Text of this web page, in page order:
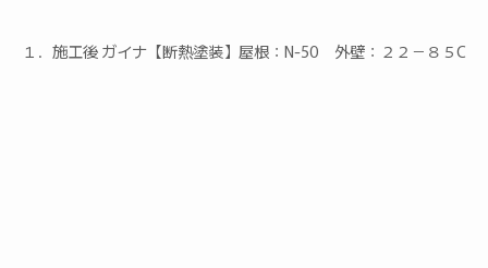
１．施工後 ガイナ【断熱塗装】屋根：N-50 外壁：２２－８５C